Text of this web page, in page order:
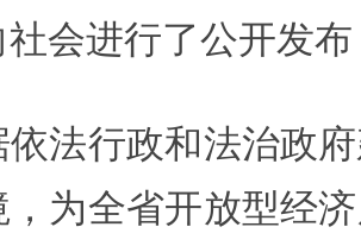
会进行了公开发
行政和法治政府
为全省开放型经